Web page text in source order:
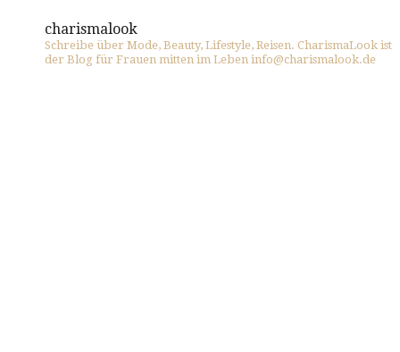
charismalook
Schreibe über Mode, Beauty, Lifestyle, Reisen. CharismaLook ist
der Blog für Frauen mitten im Leben info@charismalook.de